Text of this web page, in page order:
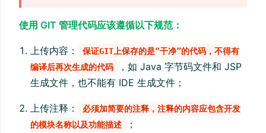
使用 GIT 管理代码应该遵循以下规范：
上传内容：
保证GIT上保存的是“干净”的代码，不得有
编译后再次生成的代码
，如 Java 字节码文件和 JSP
生成文件，也不能有 IDE 生成文件；
上传注释：
必须加简要的注释，注释的内容应包含开发
的模块名称以及功能描述
；